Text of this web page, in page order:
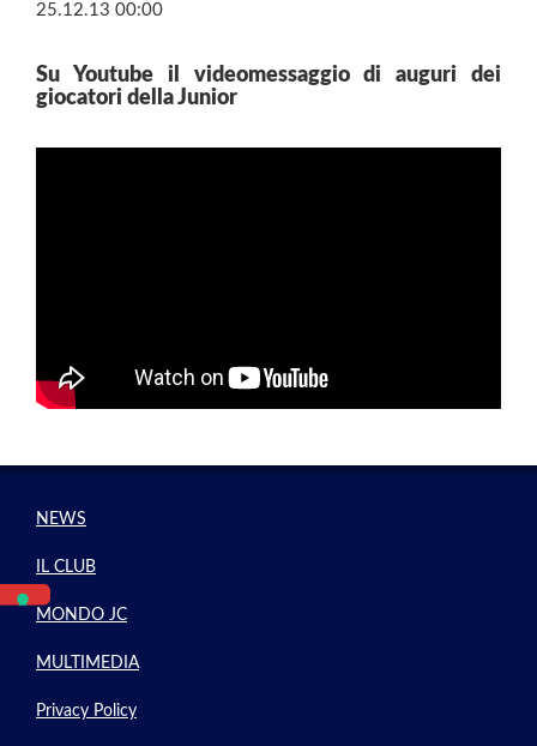
25.12.13 00:00
Su Youtube il videomessaggio di auguri dei
giocatori della Junior
NEWS
IL CLUB
MONDO JC
MULTIMEDIA
Privacy Policy